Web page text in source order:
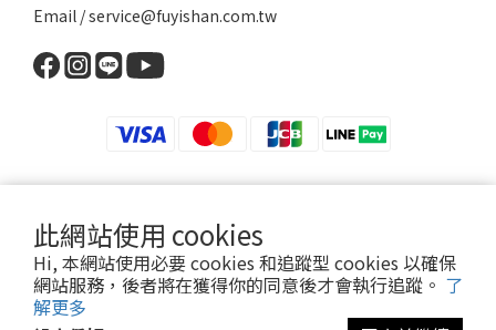
此網站使用 cookies
Hi, 本網站使用必要 cookies 和追蹤型 cookies 以確保
網站服務，後者將在獲得你的同意後才會執行追蹤。 了
解更多
Email / service@fuyishan.com.tw
福義軒食品廠有限公司 版權所有‧轉載必究
食品業者登錄字號：I-186981143-00000-6 統一編號:86981143
投保產品責任險字號：本產品已投保富邦0505字第26AML0000434號